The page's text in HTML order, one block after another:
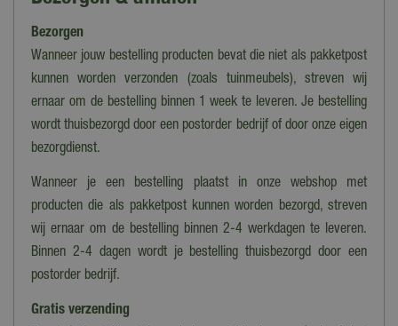
Hoofdmateriaal
Steen
Geschikt voor
Gewicht
30 kg
Materiaal
Graniet
Lengte
Bezorgen
Wanneer jouw bestelling producten bevat die niet als pakketpost
kunnen worden verzonden (zoals tuinmeubels), streven wij
ernaar om de bestelling binnen 1 week te leveren. Je bestelling
wordt thuisbezorgd door een postorder bedrijf of door onze eigen
bezorgdienst.
Wanneer je een bestelling plaatst in onze webshop met
producten die als pakketpost kunnen worden bezorgd, streven
wij ernaar om de bestelling binnen 2-4 werkdagen te leveren.
Binnen 2-4 dagen wordt je bestelling thuisbezorgd door een
postorder bedrijf.
Gratis verzending